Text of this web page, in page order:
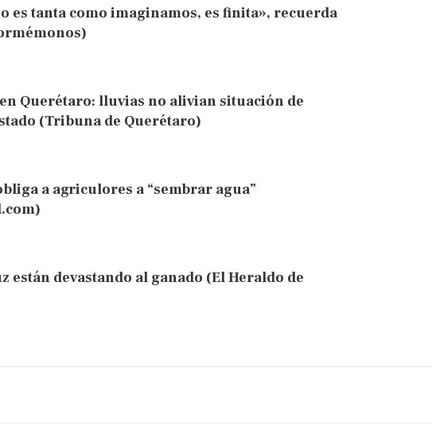
es tanta como imaginamos, es finita», recuerda
Querétaro: lluvias no alivian situación de
(Tribuna de Querétaro)
a agriculores a “sembrar agua”
están devastando al ganado (El Heraldo de